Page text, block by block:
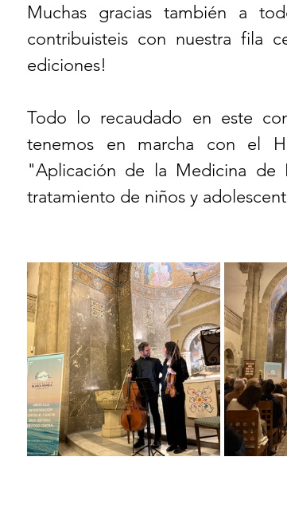
Muchas gracias también a
contribuisteis con nuestra fila
ediciones!
Todo lo recaudado en este
tenemos en marcha con el
"Aplicación de la Medicina de
tratamiento de niños y